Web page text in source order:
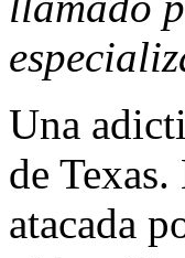
Una
de
atacada